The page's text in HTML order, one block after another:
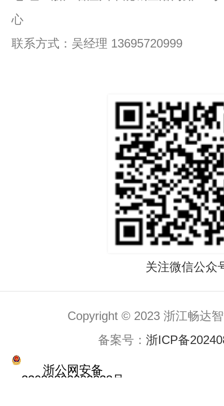
心
联系方式：吴经理 13695720999
关注微信公众
Copyright © 2023 浙江畅达
备案号： 浙ICP备
浙公网安备
33030202002238号